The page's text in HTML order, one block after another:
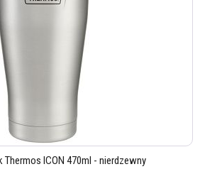
ICON 470ml - nierdzewny